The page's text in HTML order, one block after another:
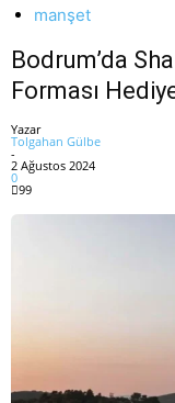
manşet
Bodrum’da
Forması
Yazar
Tolgahan Gülbe
-
2 Ağustos 2024
0
99